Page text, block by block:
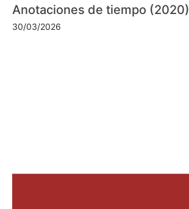
Anotaciones de tiempo (2020)
30/03/2026